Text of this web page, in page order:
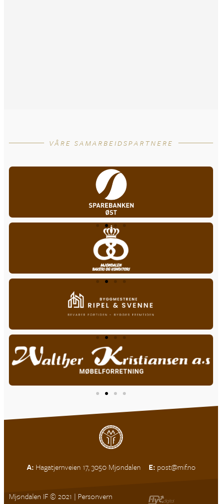
VÅRE SAMARBEIDSPARTNERE
A:Hagatjernveien 17, 3050 Mjøndalen E: post@mif.no
Mjøndalen IF © 2021 | Personvern